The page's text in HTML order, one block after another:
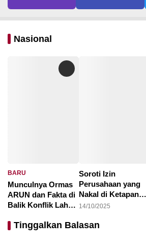
Nasional
BARU
Munculnya Ormas
ARUN dan Fakta di
Balik Konflik Lahan
Soroti Izin
Perusahaan yang
Nakal di Ketapang,
LAKI : Lahan Jadi
Tanggung Jawab?
14/10/2025
Tinggalkan Balasan